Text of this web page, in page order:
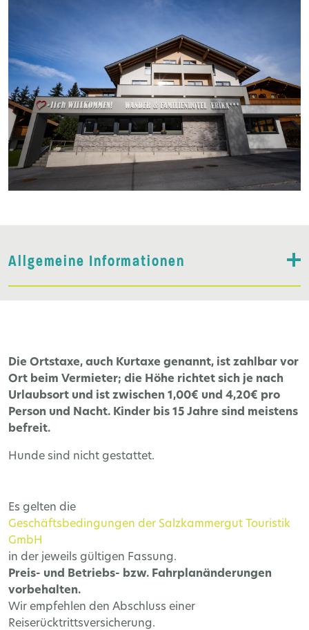
Allgemeine Informationen
Die Ortstaxe, auch Kurtaxe genannt, ist zahlbar vor
Ort beim Vermieter; die Höhe richtet sich je nach
Urlaubsort und ist zwischen 1,00€ und 4,20€ pro
Person und Nacht. Kinder bis 15 Jahre sind meistens
befreit.
Hunde sind nicht gestattet.
Es gelten die
Geschäftsbedingungen der Salzkammergut Touristik
GmbH
in der jeweils gültigen Fassung.
Preis- und Betriebs- bzw. Fahrplanänderungen
vorbehalten.
Wir empfehlen den Abschluss einer
Reiserücktrittsversicherung.